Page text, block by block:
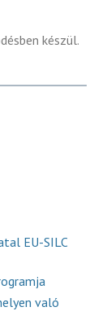
készül.
EU-SILC
való